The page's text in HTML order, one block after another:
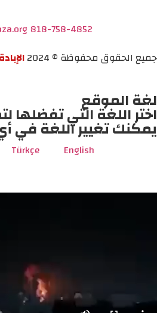
818-758-4852
جميع الحقوق محفوظة © 2024
لغة الموقع
اختر اللغة التي تفضلها
يمكنك تغيير اللغة في
English
Türkçe